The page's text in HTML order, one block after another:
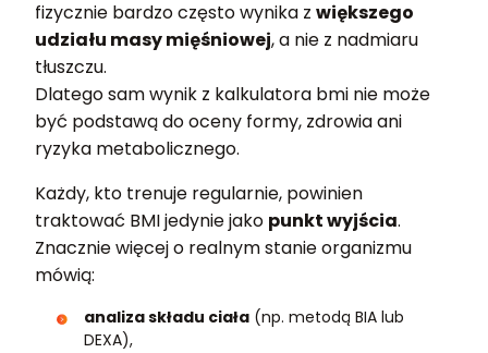
fizycznie bardzo często wynika z większego
udziału masy mięśniowej, a nie z nadmiaru
tłuszczu.
Dlatego sam wynik z kalkulatora bmi nie może
być podstawą do oceny formy, zdrowia ani
ryzyka metabolicznego.
Każdy, kto trenuje regularnie, powinien
traktować BMI jedynie jako punkt wyjścia.
Znacznie więcej o realnym stanie organizmu
mówią:
analiza składu ciała (np. metodą BIA lub
DEXA),